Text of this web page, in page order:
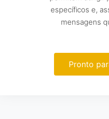
específicos e,
mensagens
Pronto